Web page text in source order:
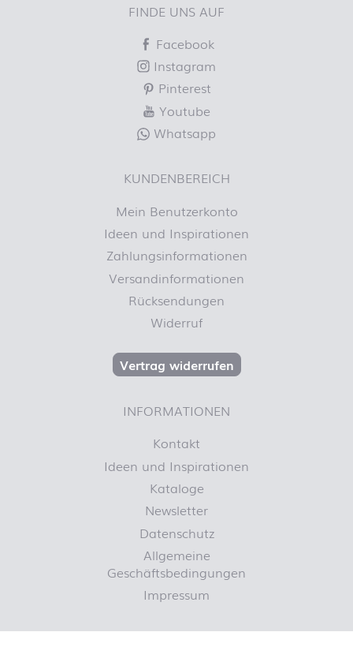
FINDE UNS AUF
Facebook
Instagram
Pinterest
Youtube
Whatsapp
KUNDENBEREICH
Mein Benutzerkonto
Ideen und Inspirationen
Zahlungsinformationen
Versandinformationen
Rücksendungen
Widerruf
Vertrag widerrufen
INFORMATIONEN
Kontakt
Ideen und Inspirationen
Kataloge
Newsletter
Datenschutz
Allgemeine
Geschäftsbedingungen
Impressum